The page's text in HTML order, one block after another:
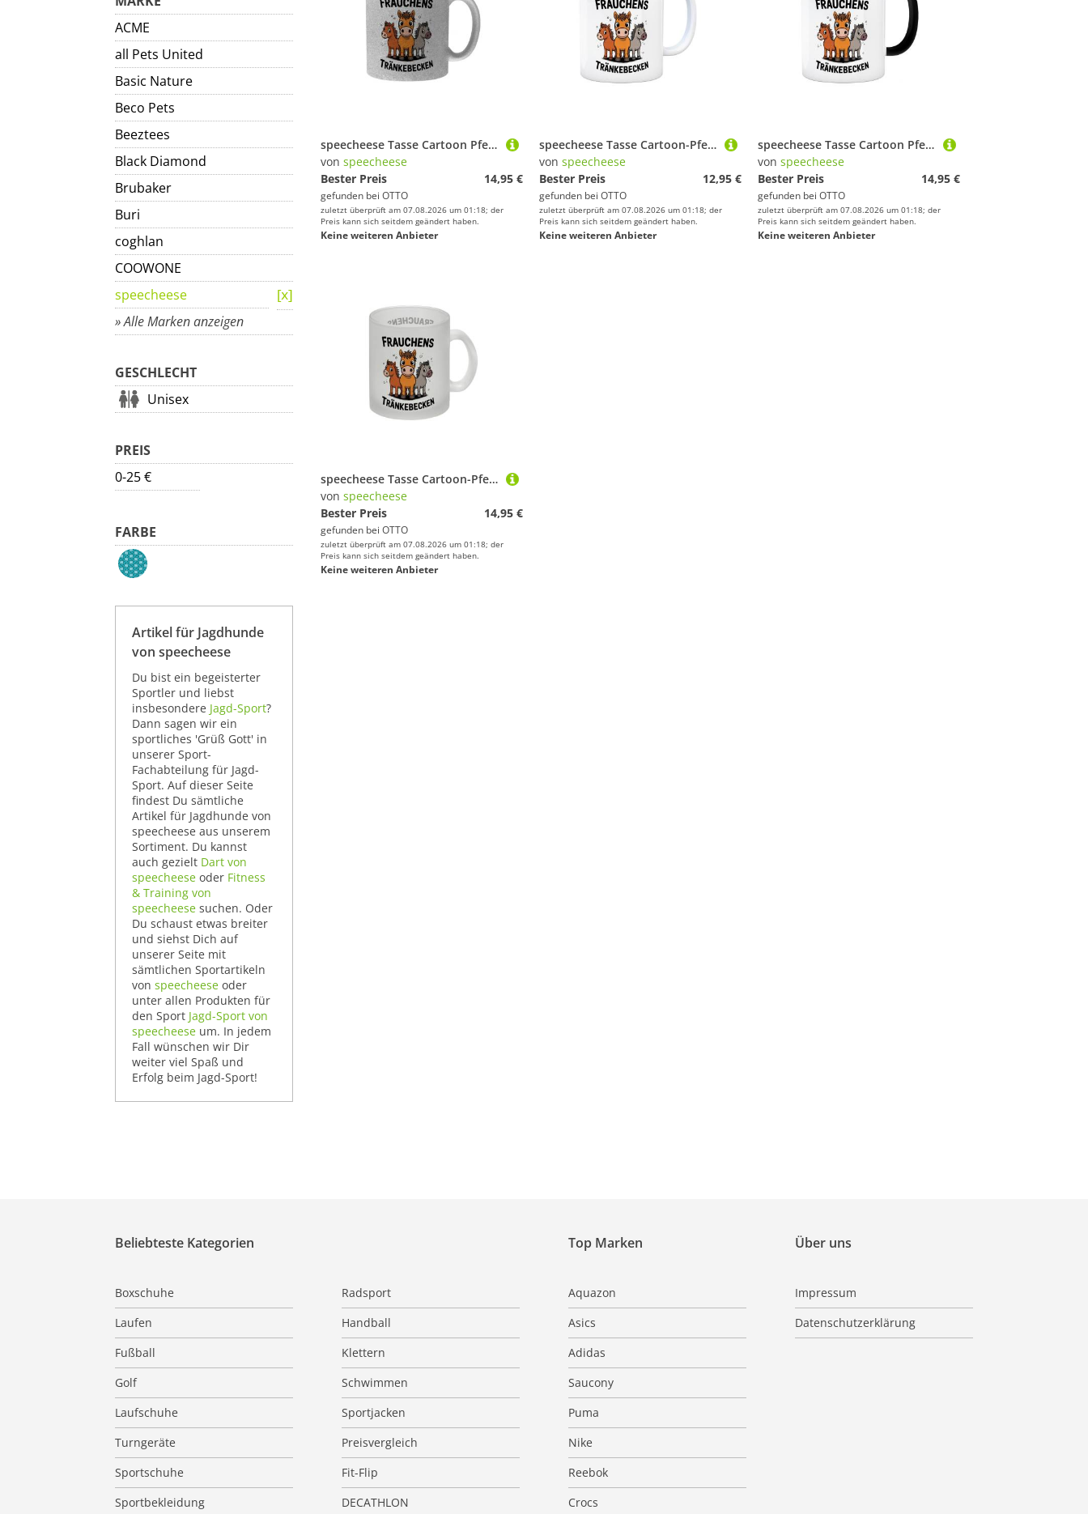
ACME
all Pets United
Basic Nature
Beco Pets
Beeztees
Black Diamond
Brubaker
Buri
coghlan
COOWONE
speecheese
» Alle Marken anzeigen
GESCHLECHT
Unisex
PREIS
0-25 €
FARBE
Artikel für Jagdhunde
von speecheese
Du bist ein begeisterter
Sportler und liebst
insbesondere Jagd-Sport?
Dann sagen wir ein
sportliches 'Grüß Gott' in
unserer Sport-
Fachabteilung für Jagd-
Sport. Auf dieser Seite
findest Du sämtliche
Artikel für Jagdhunde von
speecheese aus unserem
Sortiment. Du kannst
auch gezielt Dart von
speecheese oder Fitness
& Training von
speecheese suchen. Oder
Du schaust etwas breiter
und siehst Dich auf
unserer Seite mit
sämtlichen Sportartikeln
von speecheese oder
unter allen Produkten für
den Sport Jagd-Sport von
speecheese um. In jedem
Fall wünschen wir Dir
weiter viel Spaß und
Erfolg beim Jagd-Sport!
speecheese Tasse Cartoon Pferde Frauchens Tränkebecken Glitzer Kaffeebecher für
von speecheese
Bester Preis
14,95 €
gefunden bei OTTO
zuletzt überprüft am 07.08.2026 um 01:18; der
Preis kann sich seitdem geändert haben.
Keine weiteren Anbieter
speecheese Tasse Cartoon-Pferde Frauchens Tränkebecken Kaffeebecher für Pferdeliebhaber
von speecheese
Bester Preis
12,95 €
gefunden bei OTTO
zuletzt überprüft am 07.08.2026 um 01:18; der
Preis kann sich seitdem geändert haben.
Keine weiteren Anbieter
speecheese Tasse Cartoon Pferde Frauchens Tränkebecken Kaffeebecher in schwarz für
von speecheese
Bester Preis
14,95 €
gefunden bei OTTO
zuletzt überprüft am 07.08.2026 um 01:18; der
Preis kann sich seitdem geändert haben.
Keine weiteren Anbieter
speecheese Tasse Cartoon-Pferde Frauchens Tränkebecken Glas Tasse für Pferdeliebhaber
von speecheese
Bester Preis
14,95 €
gefunden bei OTTO
zuletzt überprüft am 07.08.2026 um 01:18; der
Preis kann sich seitdem geändert haben.
Keine weiteren Anbieter
Über uns
Impressum
Datenschutzerklärung
Beliebteste Kategorien
Boxschuhe
Radsport
Laufen
Handball
Fußball
Klettern
Golf
Schwimmen
Laufschuhe
Sportjacken
Turngeräte
Preisvergleich
Sportschuhe
Fit-Flip
Sportbekleidung
DECATHLON
Top Marken
Aquazon
Asics
Adidas
Saucony
Puma
Nike
Reebok
Crocs